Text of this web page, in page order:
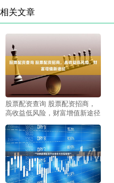
相关文章
股票配资查询 股票配资招商，
高收益低风险，财富增值新途径